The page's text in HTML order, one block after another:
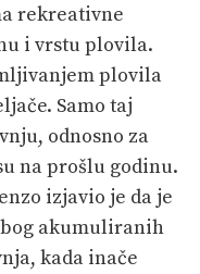
rekreativne
i vrstu plovila.
plovila
Samo taj
odnosno za
na prošlu godinu.
izjavio je da je
akumuliranih
kada inače